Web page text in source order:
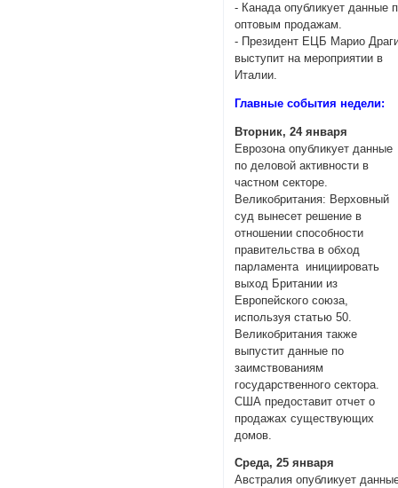
- Канада опубликует данные
оптовым продажам.
- Президент ЕЦБ Марио
выступит на мероприятии в
Италии.
Главные события недели:
Вторник, 24 января
Еврозона опубликует данные
по деловой активности в
частном секторе.
Великобритания: Верховный
суд вынесет решение в
отношении способности
правительства в обход
парламента инициировать
выход Британии из
Европейского союза,
используя статью 50.
Великобритания также
выпустит данные по
заимствованиям
государственного сектора.
США предоставит отчет о
продажах существующих
домов.
Среда, 25 января
Австралия опубликует